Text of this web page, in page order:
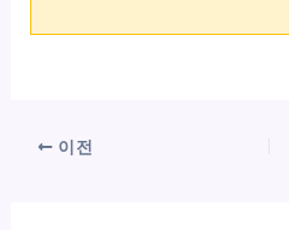
이전